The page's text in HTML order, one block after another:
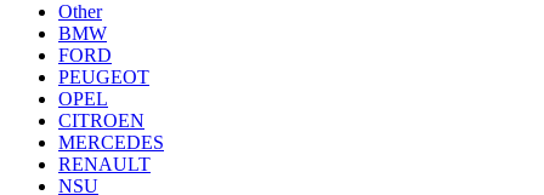
Other
BMW
FORD
PEUGEOT
OPEL
CITROEN
MERCEDES
RENAULT
NSU